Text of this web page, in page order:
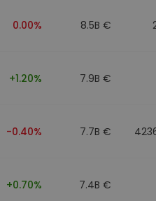
0.00% 8.5B €
+1.20% 7.9B €
-0.40% 7.7B €
+0.70% 7.4B €